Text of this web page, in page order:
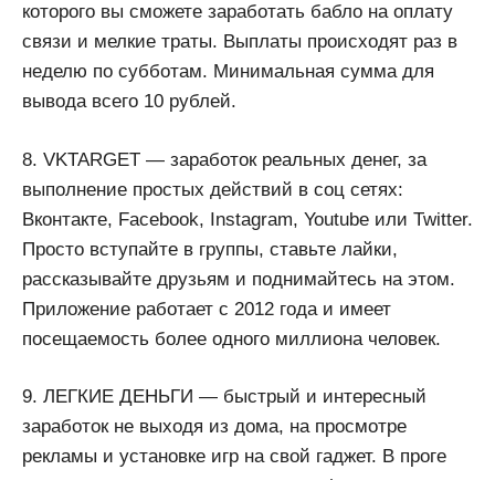
которого вы сможете заработать бабло на оплату
связи и мелкие траты. Выплаты происходят раз в
неделю по субботам. Минимальная сумма для
вывода всего 10 рублей.
8. VKTARGET — заработок реальных денег, за
выполнение простых действий в соц сетях:
Вконтакте, Facebook, Instagram, Youtube или Twitter.
Просто вступайте в группы, ставьте лайки,
рассказывайте друзьям и поднимайтесь на этом.
Приложение работает с 2012 года и имеет
посещаемость более одного миллиона человек.
9. ЛЕГКИЕ ДЕНЬГИ — быстрый и интересный
заработок не выходя из дома, на просмотре
рекламы и установке игр на свой гаджет. В проге